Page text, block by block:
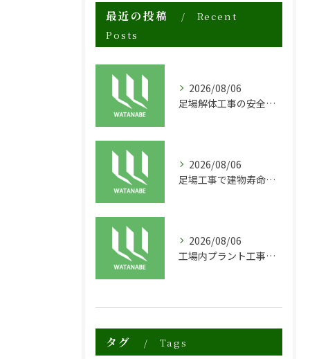
最近の投稿
Recent
Posts
2026/08/06
足場解体工事の安全性と効率化のポイント
2026/08/06
足場工事で建物寿命を守る外装塗装の重要性
2026/08/06
工場内プラント工事に適した足場の安全対策と実践例
タグ Tags